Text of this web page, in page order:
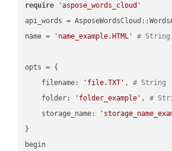
require
'aspose_words_cloud'
api_words =
name =
'name_example.HTML' # String
opts = {
    filename:
'file.TXT' , # String
    folder:
'folder_example' , #
    storage_name:
}
begin